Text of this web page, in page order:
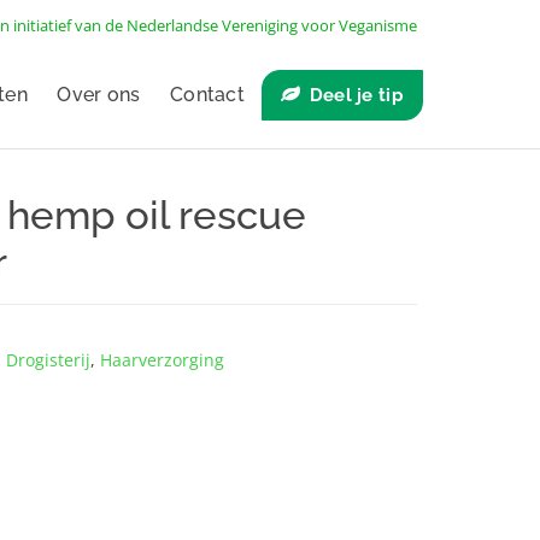
initiatief van de Nederlandse Vereniging voor Veganisme
Over ons Contact Deel je tip
hemp oil rescue
Drogisterij, Haarverzorging